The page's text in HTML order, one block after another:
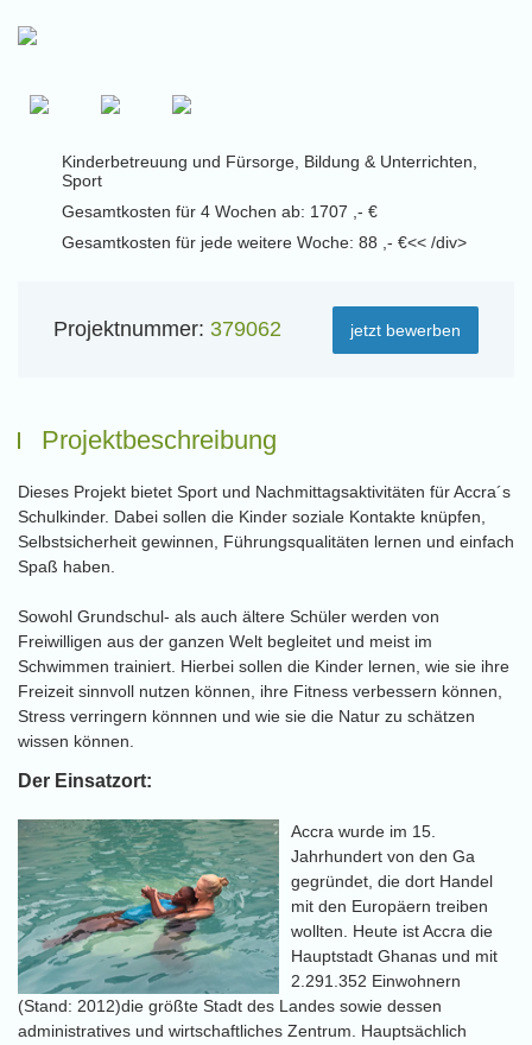
Kinderbetreuung und Fürsorge, Bildung & Unterrichten,
Sport
Gesamtkosten für 4 Wochen ab: 1707 ,- €
Gesamtkosten für jede weitere Woche: 88 ,- €<< /div>
Projektnummer: 379062 jetzt bewerben
Projektbeschreibung
Dieses Projekt bietet Sport und Nachmittagsaktivitäten für Accra´s
Schulkinder. Dabei sollen die Kinder soziale Kontakte knüpfen,
Selbstsicherheit gewinnen, Führungsqualitäten lernen und einfach
Spaß haben.
Sowohl Grundschul- als auch ältere Schüler werden von
Freiwilligen aus der ganzen Welt begleitet und meist im
Schwimmen trainiert. Hierbei sollen die Kinder lernen, wie sie ihre
Freizeit sinnvoll nutzen können, ihre Fitness verbessern können,
Stress verringern könnnen und wie sie die Natur zu schätzen
wissen können.
Der Einsatzort:
Accra wurde im 15.
Jahrhundert von den Ga
gegründet, die dort Handel
mit den Europäern treiben
wollten. Heute ist Accra die
Hauptstadt Ghanas und mit
2.291.352 Einwohnern
(Stand: 2012)die größte Stadt des Landes sowie dessen
administratives und wirtschaftliches Zentrum. Hauptsächlich